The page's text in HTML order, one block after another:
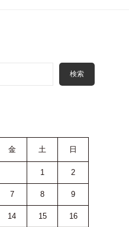
検索
金 土 日
1 2
7 8 9
14 15 16